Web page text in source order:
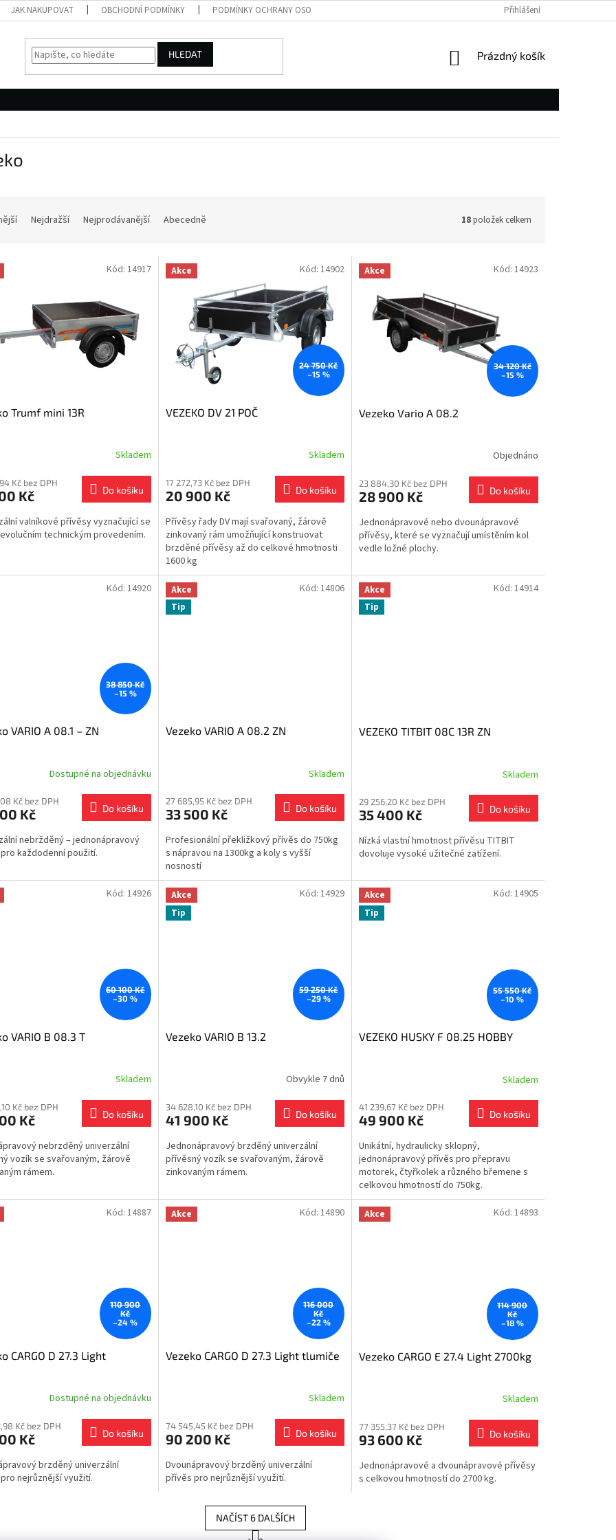
JAK NAKUPOVAT OBCHODNÍ PODMÍNKY PODMÍNKY OCHRANY OSOBNÍCH ÚDAJŮ Přihlášení
HLEDAT
NÁKUPNÍ
Prázdný košík
Nejdražší Nejprodávanější Abecedně 18položek celkem
Trumf mini 13R
Skladem
Kč bez DPH
Kč Do košíku
valníkové přívěsy vyznačující se
technickým provedením.
Kód: 14917 Akce
24 750 Kč
–15 %
VEZEKO DV 21 POČ
Skladem
17 272,73 Kč bez DPH
20 900 Kč Do košíku
Přívěsy řady DV mají svařovaný, žárově
zinkovaný rám umožňující konstruovat
brzděné přívěsy až do celkové hmotnosti
1600 kg
Kód: 14902 Akce
34 120 Kč
–15 %
Vezeko Vario A 08.2
Objednáno
23 884,30 Kč bez DPH
28 900 Kč Do košíku
Jednonápravové nebo dvounápravové
přívěsy, které se vyznačují umístěním kol
vedle ložné plochy.
Kód: 14923
38 850 Kč
–15 %
VARIO A 08.1 – ZN
Dostupné na objednávku
Kč bez DPH
Kč Do košíku
nebržděný – jednonápravový
každodenní použití.
Kód: 14920
Akce
Tip
Vezeko VARIO A 08.2 ZN
Skladem
27 685,95 Kč bez DPH
33 500 Kč Do košíku
Profesionální překližkový přívěs do 750kg
s nápravou na 1300kg a koly s vyšší
nosností
Kód: 14806
Akce
Tip
VEZEKO TITBIT 08C 13R ZN
Skladem
29 256,20 Kč bez DPH
35 400 Kč Do košíku
Nízká vlastní hmotnost přívěsu TITBIT
dovoluje vysoké užitečné zatížení.
Kód: 14914
60 100 Kč
–30 %
VARIO B 08.3 T
Skladem
Kč bez DPH
Kč Do košíku
nebrzděný univerzální
vozík se svařovaným, žárově
rámem.
Kód: 14926
Akce
Tip
59 250 Kč
–29 %
Vezeko VARIO B 13.2
Obvykle 7 dnů
34 628,10 Kč bez DPH
41 900 Kč Do košíku
Jednonápravový brzděný univerzální
přívěsný vozík se svařovaným, žárově
zinkovaným rámem.
Kód: 14929
Akce
Tip
55 550 Kč
–10 %
VEZEKO HUSKY F 08.25 HOBBY
Skladem
41 239,67 Kč bez DPH
49 900 Kč Do košíku
Unikátní, hydraulicky sklopný,
jednonápravový přívěs pro přepravu
motorek, čtyřkolek a různého břemene s
celkovou hmotností do 750kg.
Kód: 14905
110 900
Kč
–24 %
CARGO D 27.3 Light
Dostupné na objednávku
Kč bez DPH
Kč Do košíku
brzděný univerzální
nejrůznější využití.
Kód: 14887 Akce
116 000
Kč
–22 %
Vezeko CARGO D 27.3 Light tlumiče
Skladem
74 545,45 Kč bez DPH
90 200 Kč Do košíku
Dvounápravový brzděný univerzální
přívěs pro nejrůznější využití.
Kód: 14890 Akce
114 900
Kč
–18 %
Vezeko CARGO E 27.4 Light 2700kg
Skladem
77 355,37 Kč bez DPH
93 600 Kč Do košíku
Jednonápravové a dvounápravové přívěsy
s celkovou hmotností do 2700 kg.
Kód: 14893
NAČÍST 6 DALŠÍCH
S